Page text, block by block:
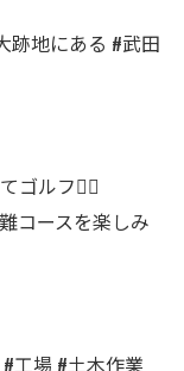
跡地にある #武田
ゴルフ🏌️‍♀️
コースを楽しみ
工場 #土木作業